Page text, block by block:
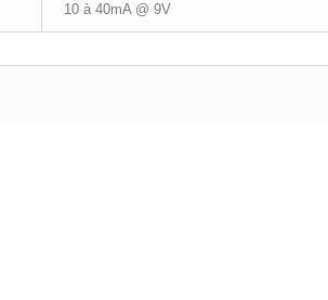
10 à 40mA @ 9V